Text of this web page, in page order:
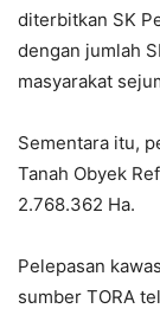
diterbitkan SK
dengan jumlah
masyarakat
Sementara itu,
Tanah Obyek
2.768.362 Ha.
Pelepasan
sumber TORA